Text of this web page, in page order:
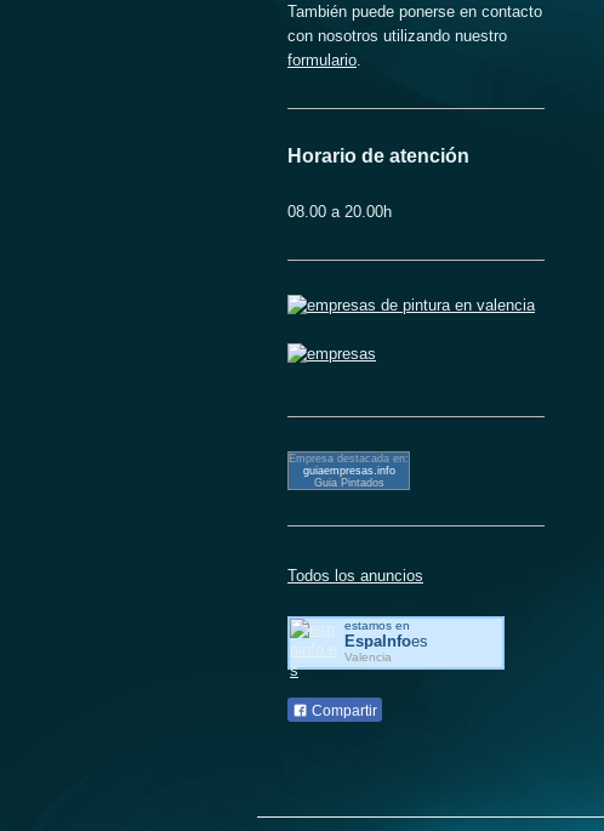
También puede ponerse en contacto
con nosotros utilizando nuestro
formulario
Horario de atención
08.00 a 20.00h
Empresa destacada en:
guiaempresas.info
Guia Pintados
Todos los anuncios
estamos en
EspaInfoes
Valencia
Compartir